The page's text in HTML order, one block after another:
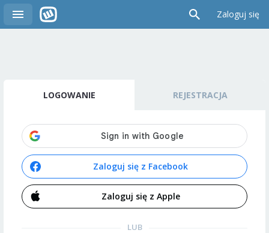
Zaloguj się
LOGOWANIE REJESTRACJA
Zaloguj się z Facebook
Zaloguj się z Apple
LUB